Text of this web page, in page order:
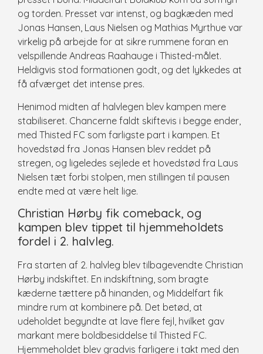
og torden. Presset var intenst, og bagkæden med
Jonas Hansen, Laus Nielsen og Mathias Myrthue var
virkelig på arbejde for at sikre rummene foran en
velspillende Andreas Raahauge i Thisted-målet.
Heldigvis stod formationen godt, og det lykkedes at
få afværget det intense pres.
Henimod midten af halvlegen blev kampen mere
stabiliseret. Chancerne faldt skiftevis i begge ender,
med Thisted FC som farligste part i kampen. Et
hovedstød fra Jonas Hansen blev reddet på
stregen, og ligeledes sejlede et hovedstød fra Laus
Nielsen tæt forbi stolpen, men stillingen til pausen
endte med at være helt lige.
Christian Hørby fik comeback, og
kampen blev tippet til hjemmeholdets
fordel i 2. halvleg.
Fra starten af 2. halvleg blev tilbagevendte Christian
Hørby indskiftet. En indskiftning, som bragte
kæderne tættere på hinanden, og Middelfart fik
mindre rum at kombinere på. Det betød, at
udeholdet begyndte at lave flere fejl, hvilket gav
markant mere boldbesiddelse til Thisted FC.
Hjemmeholdet blev gradvis farligere i takt med den